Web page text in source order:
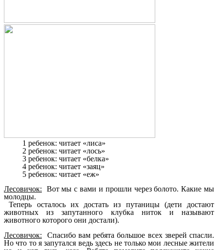
1 ребенок: читает «лиса»
2 ребенок: читает «лось»
3 ребенок: читает «белка»
4 ребенок: читает «заяц»
5 ребенок: читает «еж»
Лесовичок: Вот мы с вами и прошли через болото. Какие мы
молодцы.
Теперь осталось их достать из путаницы (дети достают
животных из запутанного клубка ниток и называют
животного которого они достали).
Лесовичок: Спасибо вам ребята большое всех зверей спасли.
Но что то я запутался ведь здесь не только мои лесные жители